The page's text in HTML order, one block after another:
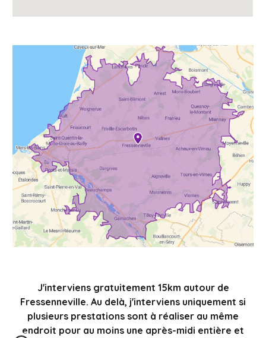
J'interviens gratuitement 15km autour de
Fressenneville. Au delà, j'interviens uniquement si
plusieurs prestations sont à réaliser au même
endroit pour au moins une après-midi entière et